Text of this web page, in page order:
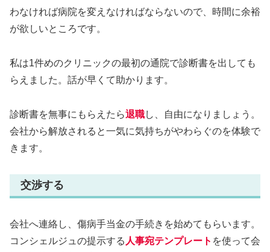
わなければ病院を変えなければならないので、時間に余裕
が欲しいところです。
私は1件めのクリニックの最初の通院で診断書を出しても
らえました。話が早くて助かります。
診断書を無事にもらえたら退職し、自由になりましょう。
会社から解放されると一気に気持ちがやわらぐのを体験で
きます。
交渉する
会社へ連絡し、傷病手当金の手続きを始めてもらいます。
コンシェルジュの提示する 人事宛テンプレート を使って会